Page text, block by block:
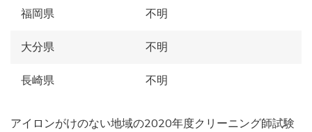
福岡県 不明
大分県 不明
長崎県 不明
アイロンがけのない地域の2020年度クリーニング師試験